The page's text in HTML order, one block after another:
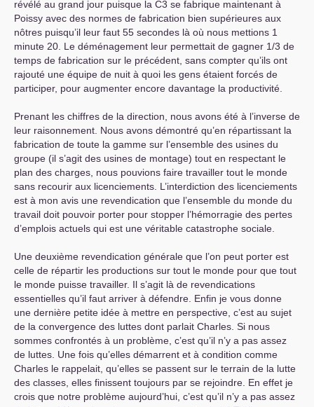
révélé au grand jour puisque la C3 se fabrique maintenant à
Poissy avec des normes de fabrication bien supérieures aux
nôtres puisqu’il leur faut 55 secondes là où nous mettions 1
minute 20. Le déménagement leur permettait de gagner 1/3 de
temps de fabrication sur le précédent, sans compter qu’ils ont
rajouté une équipe de nuit à quoi les gens étaient forcés de
participer, pour augmenter encore davantage la productivité.
Prenant les chiffres de la direction, nous avons été à l’inverse de
leur raisonnement. Nous avons démontré qu’en répartissant la
fabrication de toute la gamme sur l’ensemble des usines du
groupe (il s’agit des usines de montage) tout en respectant le
plan des charges, nous pouvions faire travailler tout le monde
sans recourir aux licenciements. L’interdiction des licenciements
est à mon avis une revendication que l’ensemble du monde du
travail doit pouvoir porter pour stopper l’hémorragie des pertes
d’emplois actuels qui est une véritable catastrophe sociale.
Une deuxième revendication générale que l’on peut porter est
celle de répartir les productions sur tout le monde pour que tout
le monde puisse travailler. Il s’agit là de revendications
essentielles qu’il faut arriver à défendre. Enfin je vous donne
une dernière petite idée à mettre en perspective, c’est au sujet
de la convergence des luttes dont parlait Charles. Si nous
sommes confrontés à un problème, c’est qu’il n’y a pas assez
de luttes. Une fois qu’elles démarrent et à condition comme
Charles le rappelait, qu’elles se passent sur le terrain de la lutte
des classes, elles finissent toujours par se rejoindre. En effet je
crois que notre problème aujourd’hui, c’est qu’il n’y a pas assez